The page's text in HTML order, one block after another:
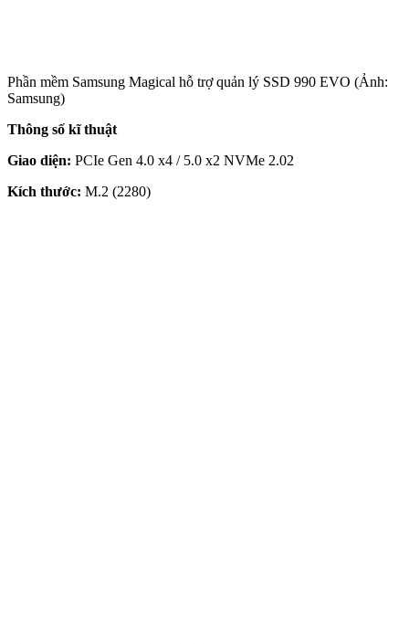
Phần mềm Samsung Magical hỗ trợ quản lý SSD 990 EVO (Ảnh:
Samsung)
Thông số kĩ thuật
Giao diện: PCIe Gen 4.0 x4 / 5.0 x2 NVMe 2.02
Kích thước: M.2 (2280)